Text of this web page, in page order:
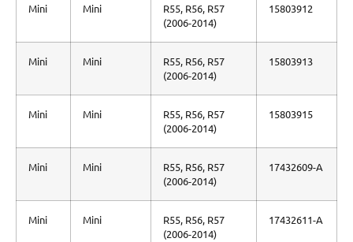
Mini Mini
R55, R56, R57
(2006-2014)
15803912
Mini Mini
R55, R56, R57
(2006-2014)
15803913
Mini Mini
R55, R56, R57
(2006-2014)
15803915
Mini Mini
R55, R56, R57
(2006-2014)
17432609-A
Mini Mini
R55, R56, R57
(2006-2014)
17432611-A